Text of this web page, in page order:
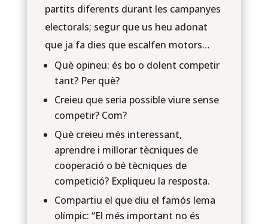
partits diferents durant les campanyes
electorals; segur que us heu adonat
que ja fa dies que escalfen motors…
Què opineu: és bo o dolent competir
tant? Per què?
Creieu que seria possible viure sense
competir? Com?
Què creieu més interessant,
aprendre i millorar tècniques de
cooperació o bé tècniques de
competició? Expliqueu la resposta.
Compartiu el que diu el famós lema
olímpic: “El més important no és